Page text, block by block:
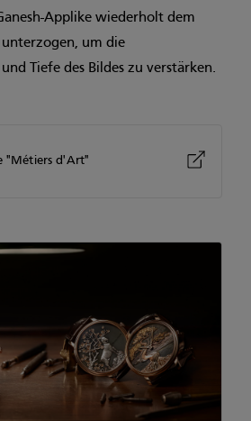
Applike wiederholt dem
unterzogen, um die
Tiefe des Bildes zu verstärken.
"Métiers d'Art"